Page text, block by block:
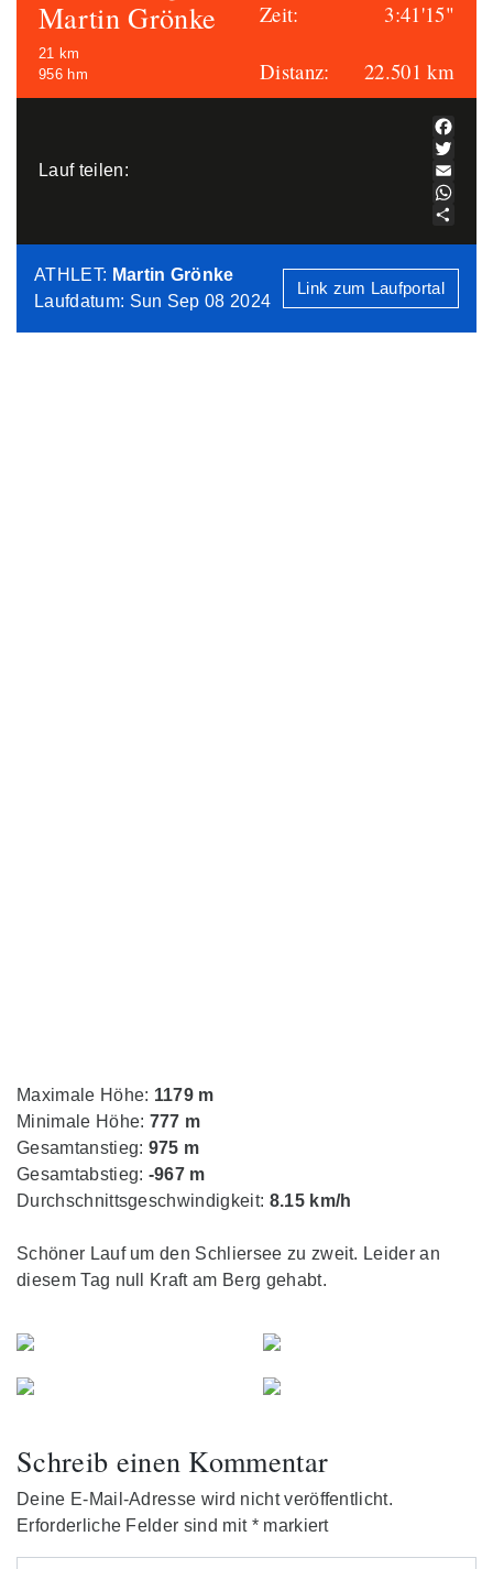
Martin Grönke
21 km
956 hm
Zeit: 3:41'15"
Distanz:22.501 km
Lauf teilen:
Twitter
Email
ATHLET: Martin Grönke
Laufdatum: Sun Sep 08 2024
Link zum Laufportal
Maximale Höhe: 1179 m
Minimale Höhe: 777 m
Gesamtanstieg: 975 m
Gesamtabstieg: -967 m
Durchschnittsgeschwindigkeit: 8.15 km/h
Schöner Lauf um den Schliersee zu zweit. Leider an
diesem Tag null Kraft am Berg gehabt.
Schreib einen Kommentar
Deine E-Mail-Adresse wird nicht veröffentlicht.
Erforderliche Felder sind mit *markiert